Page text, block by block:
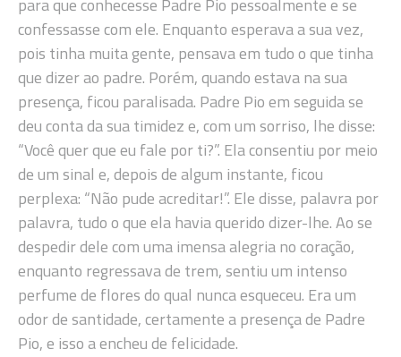
para que conhecesse Padre Pio pessoalmente e se
confessasse com ele. Enquanto esperava a sua vez,
pois tinha muita gente, pensava em tudo o que tinha
que dizer ao padre. Porém, quando estava na sua
presença, ficou paralisada. Padre Pio em seguida se
deu conta da sua timidez e, com um sorriso, lhe disse:
“Você quer que eu fale por ti?”. Ela consentiu por meio
de um sinal e, depois de algum instante, ficou
perplexa: “Não pude acreditar!”. Ele disse, palavra por
palavra, tudo o que ela havia querido dizer-lhe. Ao se
despedir dele com uma imensa alegria no coração,
enquanto regressava de trem, sentiu um intenso
perfume de flores do qual nunca esqueceu. Era um
odor de santidade, certamente a presença de Padre
Pio, e isso a encheu de felicidade.